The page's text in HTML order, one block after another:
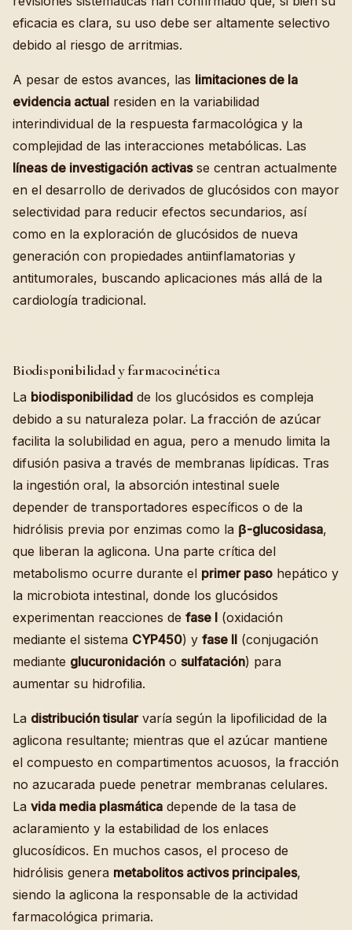
eficacia es clara, su uso debe ser altamente selectivo
debido al riesgo de arritmias.
A pesar de estos avances, las limitaciones de la
evidencia actual residen en la variabilidad
interindividual de la respuesta farmacológica y la
complejidad de las interacciones metabólicas. Las
líneas de investigación activasse centran actualmente
en el desarrollo de derivados de glucósidos con mayor
selectividad para reducir efectos secundarios, así
como en la exploración de glucósidos de nueva
generación con propiedades antiinflamatorias y
antitumorales, buscando aplicaciones más allá de la
cardiología tradicional.
Biodisponibilidad y farmacocinética
La biodisponibilidad de los glucósidos es compleja
debido a su naturaleza polar. La fracción de azúcar
facilita la solubilidad en agua, pero a menudo limita la
difusión pasiva a través de membranas lipídicas. Tras
la ingestión oral, la absorción intestinal suele
depender de transportadores específicos o de la
hidrólisis previa por enzimas como la β-glucosidasa,
que liberan la aglicona. Una parte crítica del
metabolismo ocurre durante el primer paso hepático y
la microbiota intestinal, donde los glucósidos
experimentan reacciones de fase I (oxidación
mediante el sistema CYP450) y fase II (conjugación
mediante glucuronidación o sulfatación) para
aumentar su hidrofilia.
La distribución tisularvaría según la lipofilicidad de la
aglicona resultante; mientras que el azúcar mantiene
el compuesto en compartimentos acuosos, la fracción
no azucarada puede penetrar membranas celulares.
La vida media plasmática depende de la tasa de
aclaramiento y la estabilidad de los enlaces
glucosídicos. En muchos casos, el proceso de
hidrólisis genera metabolitos activos principales,
siendo la aglicona la responsable de la actividad
farmacológica primaria.